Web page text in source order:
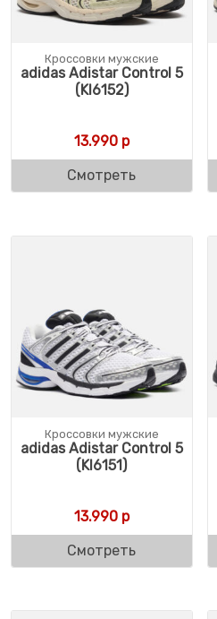
Кроссовки мужские
adidas Adistar Control 5
(KI6152)
13.990р
Смотреть
Кроссовки мужские
adidas Adistar Control 5
(KI6151)
13.990р
Смотреть